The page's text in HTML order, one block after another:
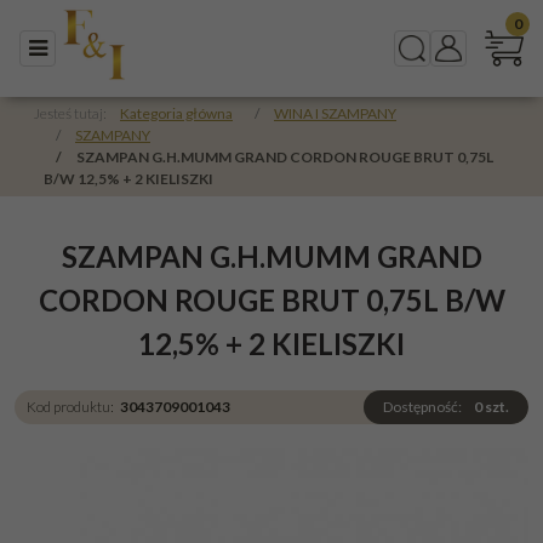
Menu SzukajPanel
0
Jesteś tutaj: Kategoria główna /
WINA I SZAMPANY
/
SZAMPANY
/
SZAMPAN G.H.MUMM GRAND CORDON ROUGE BRUT 0,75L
B/W 12,5% + 2 KIELISZKI
SZAMPAN G.H.MUMM GRAND
CORDON ROUGE BRUT 0,75L B/W
12,5% + 2 KIELISZKI
Kod produktu: 3043709001043 Dostępność: 0szt.